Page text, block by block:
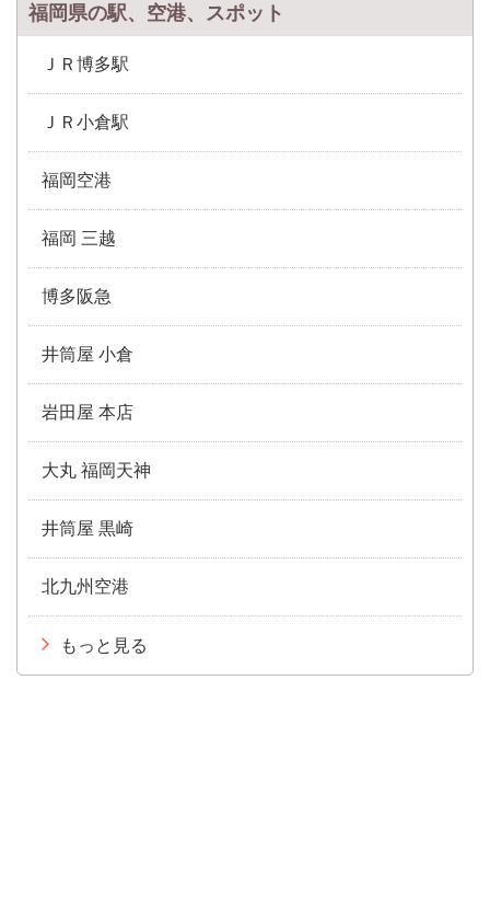
福岡県の駅、空港、スポット
ＪＲ博多駅
ＪＲ小倉駅
福岡空港
福岡 三越
博多阪急
井筒屋 小倉
岩田屋 本店
大丸 福岡天神
井筒屋 黒崎
北九州空港
もっと見る